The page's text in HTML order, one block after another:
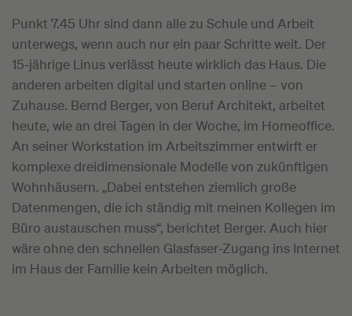
Punkt 7.45 Uhr sind dann alle zu Schule und Arbeit
unterwegs, wenn auch nur ein paar Schritte weit. Der
15-jährige Linus verlässt heute wirklich das Haus. Die
anderen arbeiten digital und starten online – von
Zuhause. Bernd Berger, von Beruf Architekt, arbeitet
heute, wie an drei Tagen in der Woche, im Homeoffice.
An seiner Workstation im Arbeitszimmer entwirft er
komplexe dreidimensionale Modelle von zukünftigen
Wohnhäusern. „Dabei entstehen ziemlich große
Datenmengen, die ich ständig mit meinen Kollegen im
Büro austauschen muss“, berichtet Berger. Auch hier
wäre ohne den schnellen Glasfaser-Zugang ins Internet
im Haus der Familie kein Arbeiten möglich.